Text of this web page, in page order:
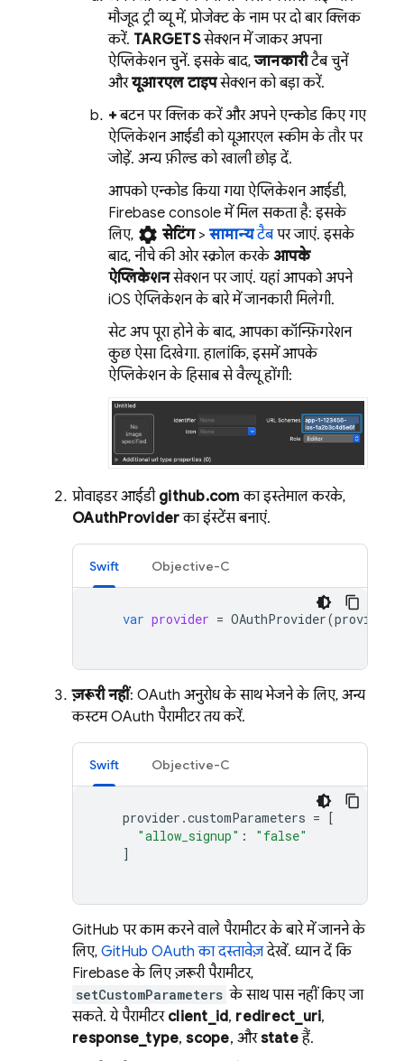
मौजूद ट्री व्यू में, प्रोजेक्ट के नाम पर दो बार क्लिक
करें. TARGETSसेक्शन में जाकर अपना
ऐप्लिकेशन चुनें. इसके बाद,जानकारीटैब चुनें
औरयूआरएल टाइपसेक्शन को बड़ा करें.
+बटन पर क्लिक करें और अपने एन्कोड किए गए
ऐप्लिकेशन आईडी को यूआरएल स्कीम के तौर पर
जोड़ें. अन्य फ़ील्ड को खाली छोड़ दें.
आपको एन्कोड किया गया ऐप्लिकेशन आईडी,
Firebase console में मिल सकता है: इसके
लिए, settings सेटिंग> सामान्यटैबपर जाएं. इसके
बाद, नीचे की ओर स्क्रोल करकेआपके
ऐप्लिकेशनसेक्शन पर जाएं. यहां आपको अपने
iOS ऐप्लिकेशन के बारे में जानकारी मिलेगी.
सेट अप पूरा होने के बाद, आपका कॉन्फ़िगरेशन
कुछ ऐसा दिखेगा. हालांकि, इसमें आपके
ऐप्लिकेशन के हिसाब से वैल्यू होंगी:
प्रोवाइडर आईडी github.com का इस्तेमाल करके,
OAuthProviderका इंस्टेंस बनाएं.
Swift Objective-C
var provider = OAuthProvider(
ज़रूरी नहीं: OAuth अनुरोध के साथ भेजने के लिए, अन्य
कस्टम OAuth पैरामीटर तय करें.
Swift Objective-C
provider .customParameters = [
"allow_signup" :
"false"
]
GitHub पर काम करने वाले पैरामीटर के बारे में जानने के
लिए, GitHub OAuth का दस्तावेज़देखें. ध्यान दें कि
Firebase के लिए ज़रूरी पैरामीटर,
setCustomParameters के साथ पास नहीं किए जा
सकते. ये पैरामीटर client_id, redirect_uri,
response_type,scope, औरstateहैं.